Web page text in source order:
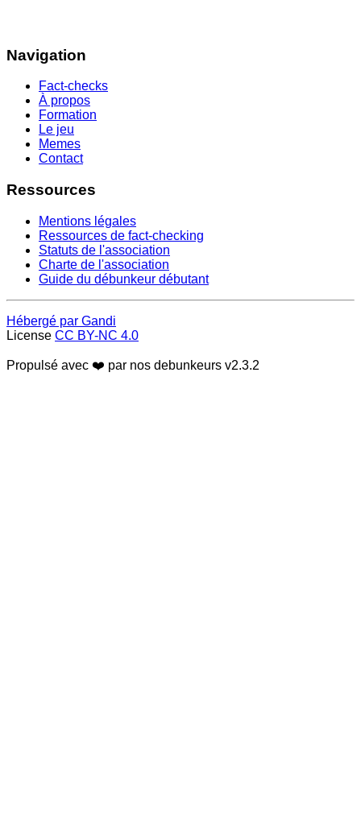
Navigation
Fact-checks
À propos
Formation
Le jeu
Memes
Contact
Ressources
Mentions légales
Ressources de fact-checking
Statuts de l'association
Charte de l'association
Guide du débunkeur débutant
Hébergé par Gandi
License CC BY-NC 4.0
Propulsé avec ❤️ par nos debunkeurs v2.3.2